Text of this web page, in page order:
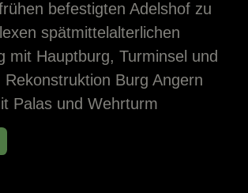
befestigten Adelshof zu
spätmittelalterlichen
mit Hauptburg, Turminsel und
Rekonstruktion Burg Angern
Palas und Wehrturm